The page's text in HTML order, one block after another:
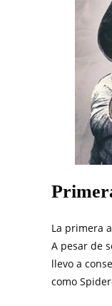
La primera
A pesar de
llevo a
como